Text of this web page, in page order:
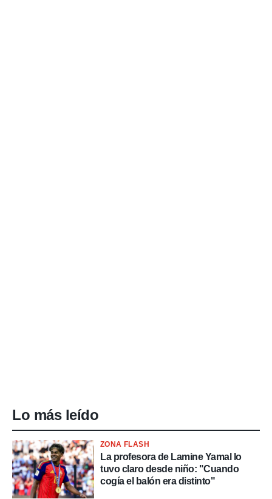
Lo más leído
ZONA FLASH
La profesora de Lamine Yamal lo
tuvo claro desde niño: "Cuando
cogía el balón era distinto"